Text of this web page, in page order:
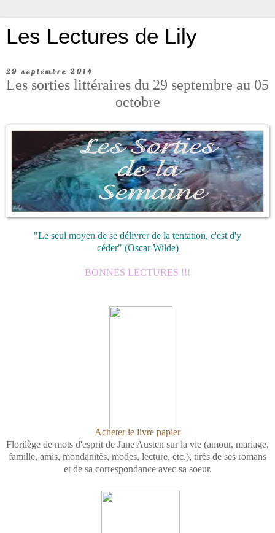
Les Lectures de Lily
29 septembre 2014
Les sorties littéraires du 29 septembre au 05
octobre
"Le seul moyen de se délivrer de la tentation, c'est d'y
céder" (Oscar Wilde)
BONNES LECTURES !!!
Acheter le livre papier
Florilège de mots d'esprit de Jane Austen sur la vie (amour, mariage,
famille, amis, mondanités, modes, lecture, etc.), tirés de ses romans
et de sa correspondance avec sa soeur.